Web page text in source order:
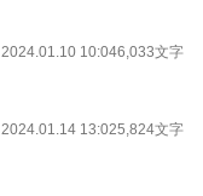
2024.01.10 10:046,033文字
2024.01.14 13:025,824文字